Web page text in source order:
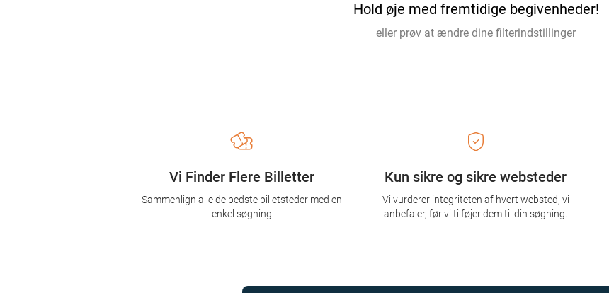
Hold øje med fremtidige begivenheder!
eller prøv at ændre dine filterindstillinger
Kun sikre og sikre websteder
Vi vurderer integriteten af ​​hvert websted, vi
anbefaler, før vi tilføjer dem til din søgning.
Vi Finder Flere Billetter
Sammenlign alle de bedste billetsteder med en
enkel søgning